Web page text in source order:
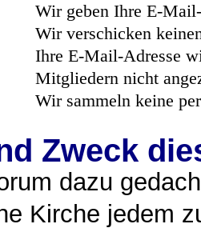
Wir geben Ihre E-
Wir verschicken
Ihre E-Mail-Adresse
Mitgliedern nicht
Wir sammeln keine
Zweck
dazu
Kirche jedem